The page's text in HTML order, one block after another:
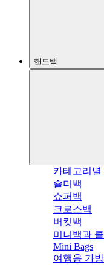
핸드백
카테고리별
숄더백
쇼퍼백
크로스백
버킷백
미니백과 클
Mini Bags
여행용 가방